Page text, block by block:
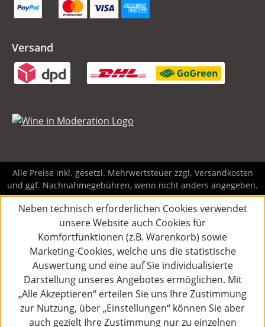
Versand
Alle Preise inkl. gesetzl. Mehrwertsteuer zzgl. Versandkosten
und ggf. Nachnahmegebühren, wenn nicht anders angegeben.
Neben technisch erforderlichen Cookies verwendet
unsere Website auch Cookies für
Komfortfunktionen (z.B. Warenkorb) sowie
Marketing-Cookies, welche uns die statistische
Auswertung und eine auf Sie individualisierte
Darstellung unseres Angebotes ermöglichen. Mit
„Alle Akzeptieren“ erteilen Sie uns Ihre Zustimmung
zur Nutzung, über „Einstellungen“ können Sie aber
auch gezielt Ihre Zustimmung nur zu einzelnen